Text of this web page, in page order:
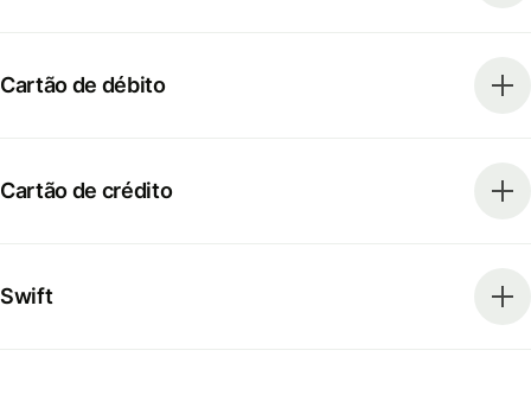
Cartão de débito
Cartão de crédito
Swift